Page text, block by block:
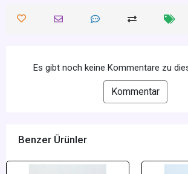
Es gibt noch keine Kommentare zu
Kommentar
Benzer Ürünler